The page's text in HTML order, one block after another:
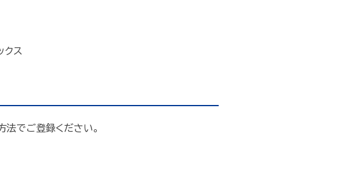
クス
法でご登録ください。